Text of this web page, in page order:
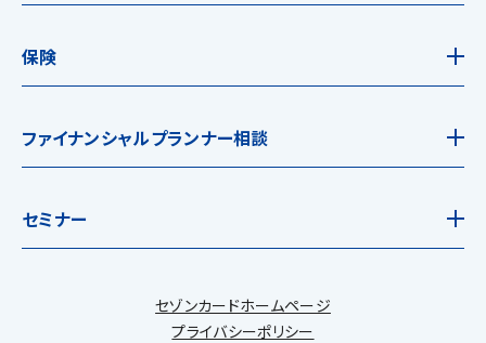
保険
ファイナンシャルプランナー相談
セミナー
セゾンカードホームページ
プライバシーポリシー